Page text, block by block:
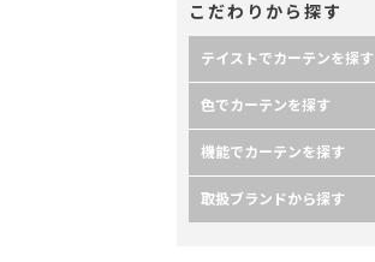
こだわりから探す
テイストでカーテンを探す
色でカーテンを探す
機能でカーテンを探す
取扱ブランドから探す